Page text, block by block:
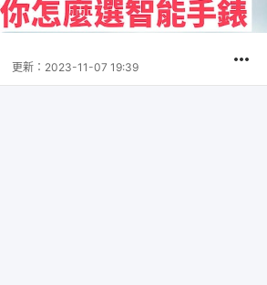
更新： 2023-11-07 19:39